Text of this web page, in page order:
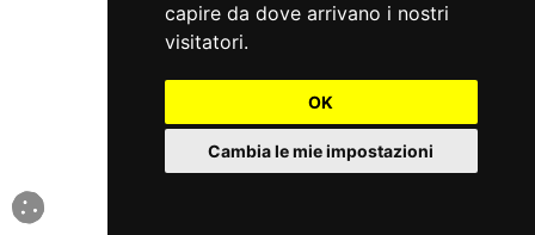
capire da dove arrivano i nostri
visitatori.
OK
Cambia le mie impostazioni